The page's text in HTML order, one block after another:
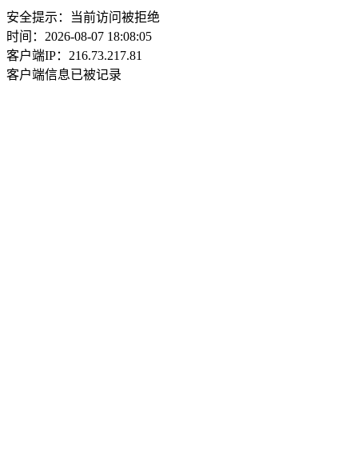
安全提示：当前访问被拒绝
时间：2026-08-07 18:08:05
客户端IP：216.73.217.81
客户端信息已被记录